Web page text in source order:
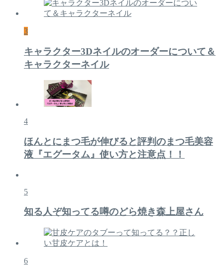
3
キャラクター3Dネイルのオーダーについて＆
キャラクターネイル
4
ほんとにまつ毛が伸びると評判のまつ毛美容
液『エグータム』使い方と注意点！！
5
知る人ぞ知ってる噂のどら焼き森上屋さん
6